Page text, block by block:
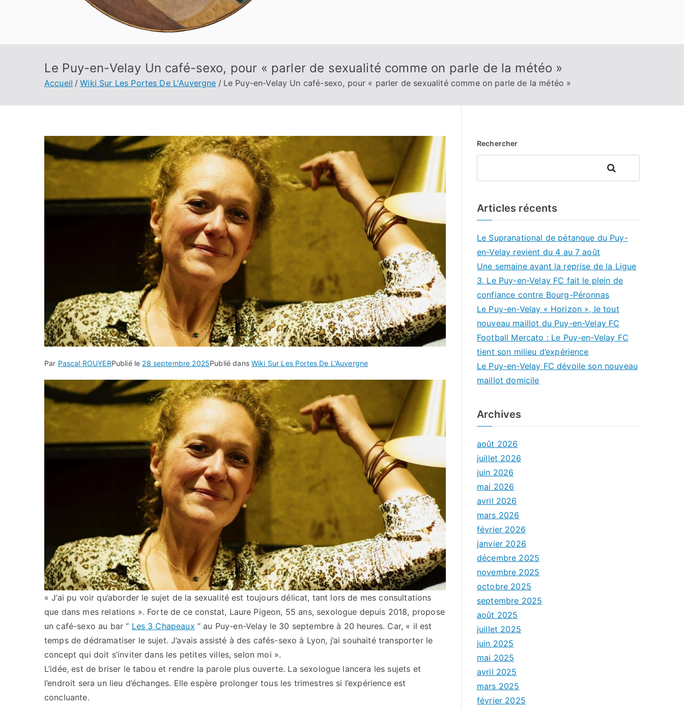
Le Puy-en-Velay Un café-sexo, pour « parler de sexualité comme on parle de la météo »
Accueil Wiki Sur Les Portes De L'Auvergne Le Puy-en-Velay Un café-sexo, pour « parler de sexualité comme on parle de la météo »
Par Pascal ROUYERPublié le 28 septembre 2025Publié dans Wiki Sur Les Portes De L'Auvergne
« J’ai pu voir qu’aborder le sujet de la sexualité est toujours délicat, tant lors de mes consultations
que dans mes relations ». Forte de ce constat, Laure Pigeon, 55 ans, sexologue depuis 2018, propose
un café-sexo au bar “ Les 3 Chapeaux ” au Puy-en-Velay le 30 septembre à 20 heures. Car, « il est
temps de dédramatiser le sujet. J’avais assisté à des cafés-sexo à Lyon, j’ai souhaité transporter le
concept qui doit s’inviter dans les petites villes, selon moi ».
L’idée, est de briser le tabou et rendre la parole plus ouverte. La sexologue lancera les sujets et
l’endroit sera un lieu d’échanges. Elle espère prolonger tous les trimestres si l’expérience est
concluante.
Rechercher
Rechercher
Articles récents
Le Supranational de pétanque du Puy-
en-Velay revient du 4 au 7 août
Une semaine avant la reprise de la Ligue
3, Le Puy-en-Velay FC fait le plein de
confiance contre Bourg-Péronnas
Le Puy-en-Velay « Horizon », le tout
nouveau maillot du Puy-en-Velay FC
Football Mercato : Le Puy-en-Velay FC
tient son milieu d’expérience
Le Puy-en-Velay FC dévoile son nouveau
maillot domicile
Archives
août 2026
juillet 2026
juin 2026
mai 2026
avril 2026
mars 2026
février 2026
janvier 2026
décembre 2025
novembre 2025
octobre 2025
septembre 2025
août 2025
juillet 2025
juin 2025
mai 2025
avril 2025
mars 2025
février 2025